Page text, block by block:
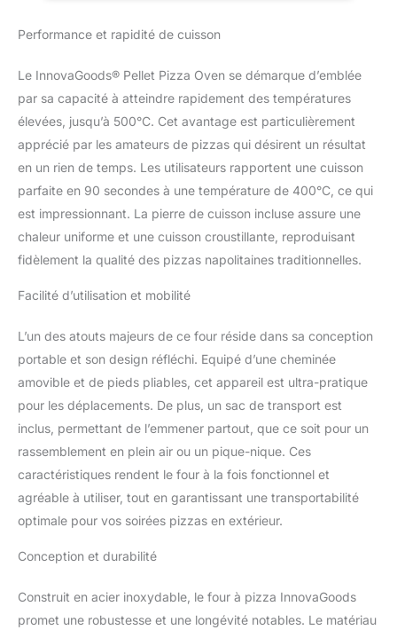
résultat succulent et
en extérieur. Idéal pour le
jardin. 42 x 81 x 80 cm
env.
【CHEMINÉE,
THERMOMÈTRE, PIEDS
PLIABLES】Ce four à
pizza d’extérieur dispose
d’un thermomètre intégré
sur le dessus pour
contrôler la température
à tout moment (0-500
°C). Il dispose également
l’extraction des fumées
【BRÛLEUR ET
DISTRIBUTEUR DE
PELLETS】Ce four à
sûr et facile à utiliser. À
l’arrière, il dispose d’un
brûleur et d’un
distributeur de pellets
avec des poignées en
brûlures et faciliter
AMOVIBLE, PIERRE EN
CÉRAMIQUE, PELLE À
Performance et rapidité de cuisson
Le InnovaGoods® Pellet Pizza Oven se démarque d’emblée
par sa capacité à atteindre rapidement des températures
élevées, jusqu’à 500°C. Cet avantage est particulièrement
apprécié par les amateurs de pizzas qui désirent un résultat
en un rien de temps. Les utilisateurs rapportent une cuisson
parfaite en 90 secondes à une température de 400°C, ce qui
est impressionnant. La pierre de cuisson incluse assure une
chaleur uniforme et une cuisson croustillante, reproduisant
fidèlement la qualité des pizzas napolitaines traditionnelles.
Facilité d’utilisation et mobilité
L’un des atouts majeurs de ce four réside dans sa conception
portable et son design réfléchi. Equipé d’une cheminée
amovible et de pieds pliables, cet appareil est ultra-pratique
pour les déplacements. De plus, un sac de transport est
inclus, permettant de l’emmener partout, que ce soit pour un
rassemblement en plein air ou un pique-nique. Ces
caractéristiques rendent le four à la fois fonctionnel et
agréable à utiliser, tout en garantissant une transportabilité
optimale pour vos soirées pizzas en extérieur.
Conception et durabilité
Construit en acier inoxydable, le four à pizza InnovaGoods
promet une robustesse et une longévité notables. Le matériau